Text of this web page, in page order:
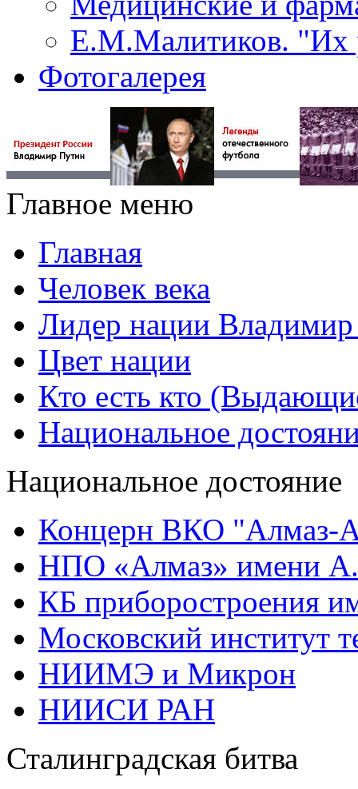
Е.М.Малитиков. "Их
Фотогалерея
Главное меню
Главная
Человек века
Лидер нации
Цвет нации
Кто есть кто
Национальное
Национальное достояние
Концерн ВКО "Алмаз-
НПО «Алмаз» имени
КБ приборостроения
Московский институт
НИИМЭ и Микрон
НИИСИ РАН
Сталинградская битва